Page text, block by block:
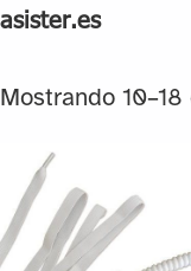
asister.es
Mostrando